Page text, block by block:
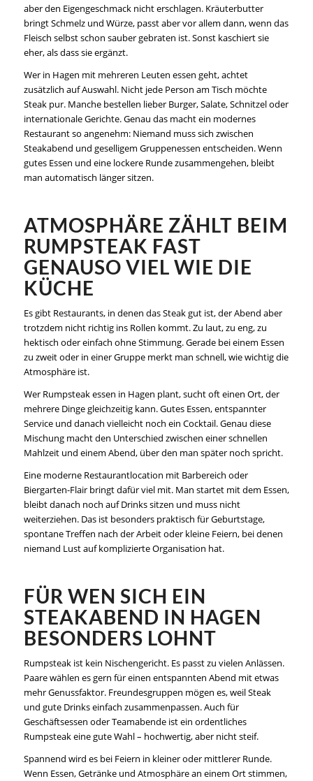
aber den Eigengeschmack nicht erschlagen. Kräuterbutter
bringt Schmelz und Würze, passt aber vor allem dann, wenn das
Fleisch selbst schon sauber gebraten ist. Sonst kaschiert sie
eher, als dass sie ergänzt.
Wer in Hagen mit mehreren Leuten essen geht, achtet
zusätzlich auf Auswahl. Nicht jede Person am Tisch möchte
Steak pur. Manche bestellen lieber Burger, Salate, Schnitzel oder
internationale Gerichte. Genau das macht ein modernes
Restaurant so angenehm: Niemand muss sich zwischen
Steakabend und geselligem Gruppenessen entscheiden. Wenn
gutes Essen und eine lockere Runde zusammengehen, bleibt
man automatisch länger sitzen.
ATMOSPHÄRE ZÄHLT BEIM
RUMPSTEAK FAST
GENAUSO VIEL WIE DIE
KÜCHE
Es gibt Restaurants, in denen das Steak gut ist, der Abend aber
trotzdem nicht richtig ins Rollen kommt. Zu laut, zu eng, zu
hektisch oder einfach ohne Stimmung. Gerade bei einem Essen
zu zweit oder in einer Gruppe merkt man schnell, wie wichtig die
Atmosphäre ist.
Wer Rumpsteak essen in Hagen plant, sucht oft einen Ort, der
mehrere Dinge gleichzeitig kann. Gutes Essen, entspannter
Service und danach vielleicht noch ein Cocktail. Genau diese
Mischung macht den Unterschied zwischen einer schnellen
Mahlzeit und einem Abend, über den man später noch spricht.
Eine moderne Restaurantlocation mit Barbereich oder
Biergarten-Flairbringt dafür viel mit. Man startet mit dem Essen,
bleibt danach noch auf Drinks sitzen und muss nicht
weiterziehen. Das ist besonders praktisch für Geburtstage,
spontane Treffen nach der Arbeit oder kleine Feiern, bei denen
niemand Lust auf komplizierte Organisation hat.
FÜR WEN SICH EIN
STEAKABEND IN HAGEN
BESONDERS LOHNT
Rumpsteak ist kein Nischengericht. Es passt zu vielen Anlässen.
Paare wählen es gern für einen entspannten Abend mit etwas
mehr Genussfaktor. Freundesgruppen mögen es, weil Steak
und gute Drinks einfach zusammenpassen. Auch für
Geschäftsessen oder Teamabende ist ein ordentliches
Rumpsteak eine gute Wahl – hochwertig, aber nicht steif.
Spannend wird es bei Feiern in kleiner oder mittlerer Runde.
Wenn Essen, Getränke und Atmosphäre an einem Ort stimmen,